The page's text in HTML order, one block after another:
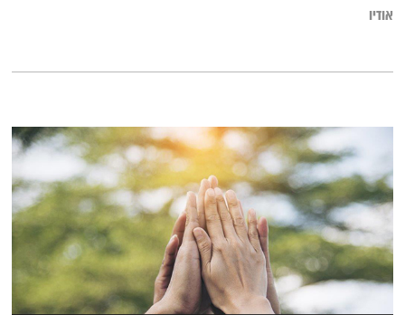
אודיו